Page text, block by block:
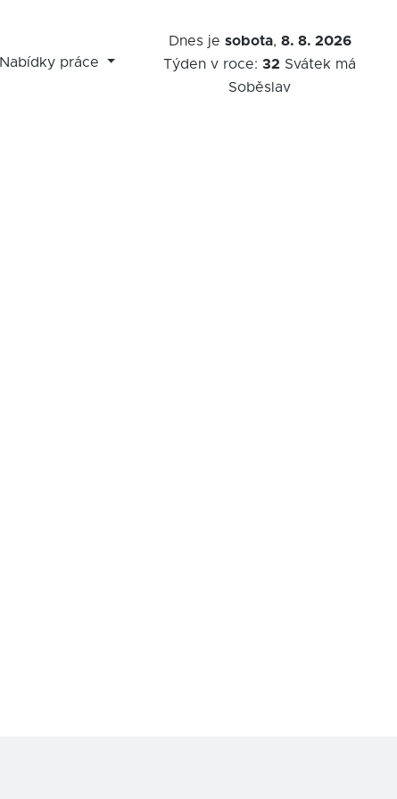
Nabídky práce
Dnes je sobota, 8. 8. 2026
Týden v roce:32 Svátek má
Soběslav